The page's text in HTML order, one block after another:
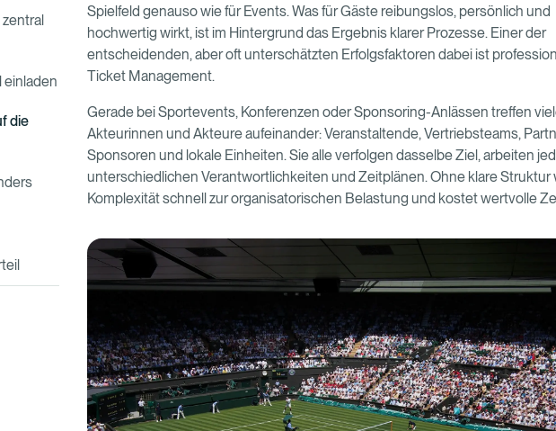
einladen
die
Spielfeld genauso wie für Events. Was für Gäste reibungslos, persönlich und
hochwertig wirkt, ist im Hintergrund das Ergebnis klarer Prozesse. Einer der
entscheidenden, aber oft unterschätzten Erfolgsfaktoren dabei ist
Ticket Management.
Gerade bei Sportevents, Konferenzen oder Sponsoring-Anlässen treffen
Akteurinnen und Akteure aufeinander: Veranstaltende, Vertriebsteams,
Sponsoren und lokale Einheiten. Sie alle verfolgen dasselbe Ziel, arbeiten
unterschiedlichen Verantwortlichkeiten und Zeitplänen. Ohne klare Struktur
Komplexität schnell zur organisatorischen Belastung und kostet wertvolle